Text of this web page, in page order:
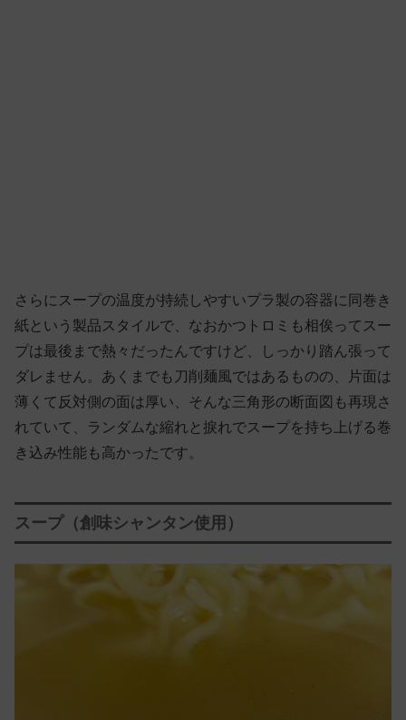
さらにスープの温度が持続しやすいプラ製の容器に同巻き
紙という製品スタイルで、なおかつトロミも相俟ってスー
プは最後まで熱々だったんですけど、しっかり踏ん張って
ダレません。あくまでも刀削麺風ではあるものの、片面は
薄くて反対側の面は厚い、そんな三角形の断面図も再現さ
れていて、ランダムな縮れと捩れでスープを持ち上げる巻
き込み性能も高かったです。
スープ（創味シャンタン使用）